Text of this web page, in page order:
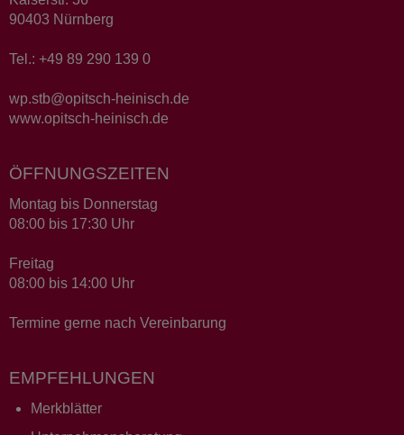
90403 Nürnberg
Tel.: +49 89 290 139 0
wp.stb@opitsch-heinisch.de
www.opitsch-heinisch.de
ÖFFNUNGSZEITEN
Montag bis Donnerstag
08:00 bis 17:30 Uhr
Freitag
08:00 bis 14:00 Uhr
Termine gerne nach Vereinbarung
EMPFEHLUNGEN
Merkblätter